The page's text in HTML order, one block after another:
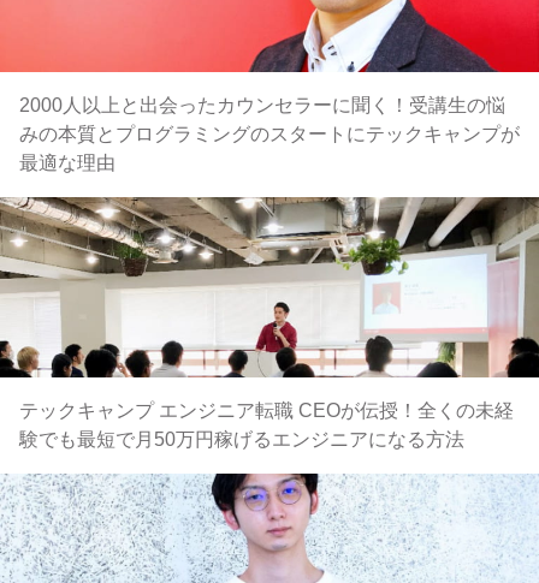
2000人以上と出会ったカウンセラーに聞く！受講生の悩
みの本質とプログラミングのスタートにテックキャンプが
最適な理由
テックキャンプ エンジニア転職 CEOが伝授！全くの未経
験でも最短で月50万円稼げるエンジニアになる方法